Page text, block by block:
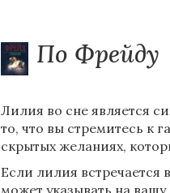
По Фрейду
Лилия во сне является
то, что вы стремитесь к
скрытых желаниях,
Если лилия встречается
может указывать на вашу